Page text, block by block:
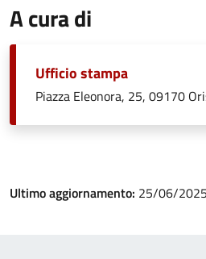
A cura di
Ufficio stampa
Piazza Eleonora, 25, 09170
Ultimo aggiornamento: 25/06/